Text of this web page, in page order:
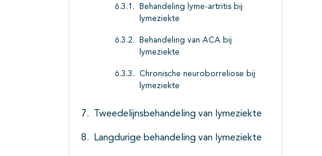
Behandeling lyme-artritis bij
lymeziekte
Behandeling van ACA bij
lymeziekte
Chronische neuroborreliose bij
lymeziekte
Tweedelijnsbehandeling van lymeziekte
Langdurige behandeling van lymeziekte